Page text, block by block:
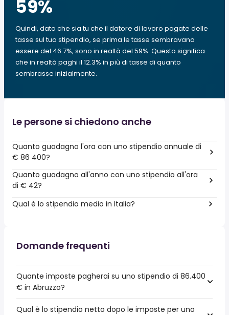
59%
Quindi, dato che sia tu che il datore di lavoro pagate delle
tasse sul tuo stipendio, se prima le tasse sembravano
essere del 46.7%, sono in realtà del 59%. Questo significa
che in realtà paghi il 12.3% in più di tasse di quanto
sembrasse inizialmente.
Le persone si chiedono anche
Quanto guadagno l'ora con uno stipendio annuale di
€ 86 400?
Quanto guadagno all'anno con uno stipendio all'ora
di € 42?
Qual è lo stipendio medio in Italia?
Domande frequenti
Quante imposte pagherai su uno stipendio di 86.400
€ in Abruzzo?
Qual è lo stipendio netto dopo le imposte per uno